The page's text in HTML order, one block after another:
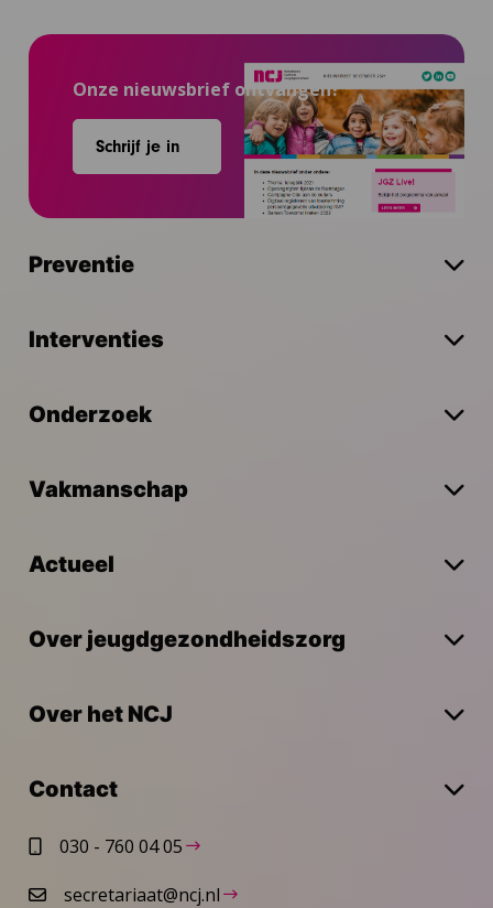
Onze nieuwsbrief ontvangen?
Schrijf je in
Preventie
Interventies
Onderzoek
Vakmanschap
Actueel
Over jeugdgezondheidszorg
Over het NCJ
Contact
030 - 760 04 05
secretariaat@ncj.nl